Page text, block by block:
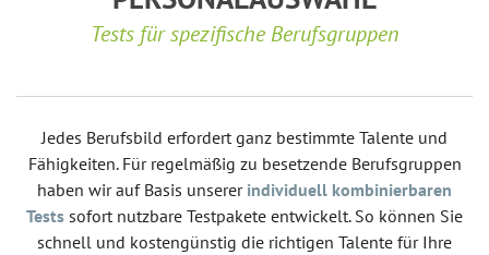
Tests für spezifische Berufsgruppen
Jedes Berufsbild erfordert ganz bestimmte Talente und
Fähigkeiten. Für regelmäßig zu besetzende Berufsgruppen
haben wir auf Basis unserer individuell kombinierbaren
Tests sofort nutzbare Testpakete entwickelt. So können Sie
schnell und kostengünstig die richtigen Talente für Ihre